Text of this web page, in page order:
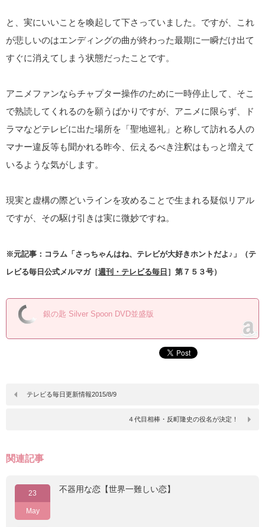
と、実にいいことを喚起して下さっていました。ですが、これ
が悲しいのはエンディングの曲が終わった最期に一瞬だけ出て
すぐに消えてしまう状態だったことです。
アニメファンならチャプター操作のために一時停止して、そこ
で熟読してくれるのを願うばかりですが、アニメに限らず、ド
ラマなどテレビに出た場所を「聖地巡礼」と称して訪れる人の
マナー違反等も聞かれる昨今、伝えるべき注釈はもっと増えて
いるような気がします。
現実と虚構の際どいラインを攻めることで生まれる疑似リアル
ですが、その駆け引きは実に微妙ですね。
※元記事：コラム「さっちゃんはね、テレビが大好きホントだよ♪」（テ
レビる毎日公式メルマガ［週刊・テレビる毎日 ］第７５３号）
銀の匙 Silver Spoon DVD並盛版
テレビる毎日更新情報2015/8/9
４代目相棒・反町隆史の役名が決定！
関連記事
23
May
不器用な恋【世界一難しい恋】